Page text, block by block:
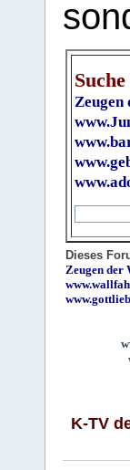
Zeugen
Dieses
Zeugen der
K-TV